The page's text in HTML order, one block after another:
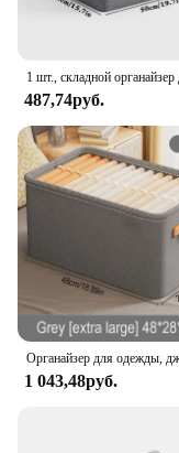
487,74руб.
1 043,48руб.